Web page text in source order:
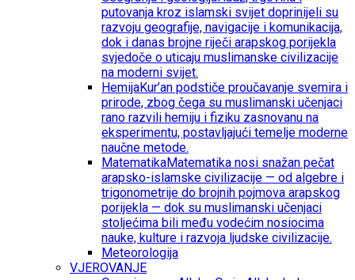
putovanja kroz islamski svijet doprinijeli su
razvoju geografije, navigacije i komunikacija,
dok i danas brojne riječi arapskog porijekla
svjedoče o uticaju muslimanske civilizacije
na moderni svijet.
HemijaKur’an podstiče proučavanje svemira i
prirode, zbog čega su muslimanski učenjaci
rano razvili hemiju i fiziku zasnovanu na
eksperimentu, postavljajući temelje moderne
naučne metode.
MatematikaMatematika nosi snažan pečat
arapsko-islamske civilizacije — od algebre i
trigonometrije do brojnih pojmova arapskog
porijekla — dok su muslimanski učenjaci
stoljećima bili među vodećim nosiocima
nauke, kulture i razvoja ljudske civilizacije.
Meteorologija
VJEROVANJE